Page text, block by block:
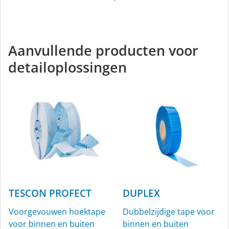
en buiten, zwart
Aanvullende producten voor
detailoplossingen
TESCON PROFECT
Voorgevouwen hoektape
voor binnen en buiten
DUPLEX
Dubbelzijdige tape voor
binnen en buiten